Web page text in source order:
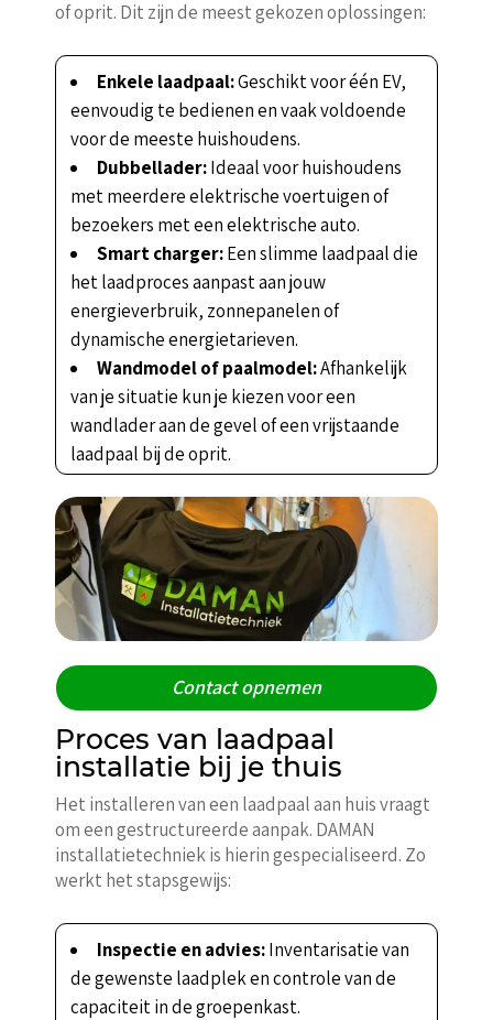
of oprit. Dit zijn de meest gekozen oplossingen:
Enkele laadpaal:Geschikt voor één EV,
eenvoudig te bedienen en vaak voldoende
voor de meeste huishoudens.
Dubbellader:Ideaal voor huishoudens
met meerdere elektrische voertuigen of
bezoekers met een elektrische auto.
Smart charger:Een slimme laadpaal die
het laadproces aanpast aan jouw
energieverbruik, zonnepanelen of
dynamische energietarieven.
Wandmodel of paalmodel:Afhankelijk
van je situatie kun je kiezen voor een
wandlader aan de gevel of een vrijstaande
laadpaal bij de oprit.
Contact opnemen
Proces van laadpaal
installatie bij je thuis
Het installeren van een laadpaal aan huis vraagt
om een gestructureerde aanpak. DAMAN
installatietechniek is hierin gespecialiseerd. Zo
werkt het stapsgewijs:
Inspectie en advies:Inventarisatie van
de gewenste laadplek en controle van de
capaciteit in de groepenkast.